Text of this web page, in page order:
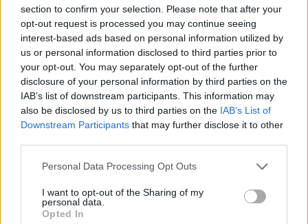
section to confirm your selection. Please note that after your
opt-out request is processed you may continue seeing
interest-based ads based on personal information utilized by
us or personal information disclosed to third parties prior to
your opt-out. You may separately opt-out of the further
disclosure of your personal information by third parties on the
IAB’s list of downstream participants. This information may
also be disclosed by us to third parties on the IAB’s List of
Downstream Participants that may further disclose it to other
Personal Data Processing Opt Outs
I want to opt-out of the Sharing of my
personal data.
Opted In